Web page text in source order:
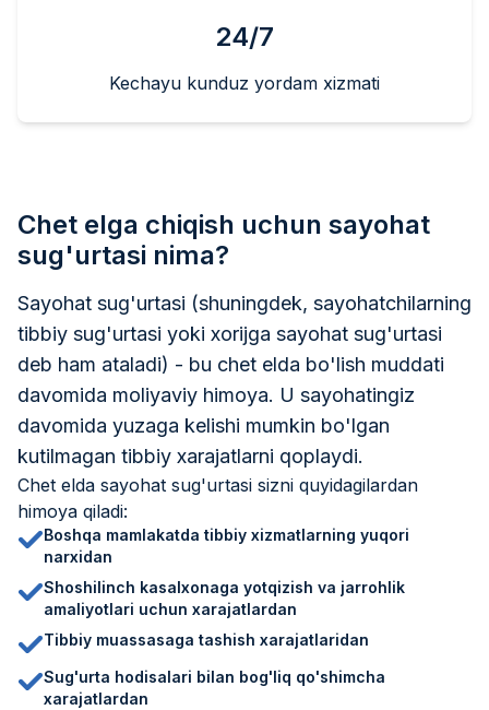
24/7
Kechayu kunduz yordam xizmati
Chet elga chiqish uchun sayohat
sug'urtasi nima?
Sayohat sug'urtasi (shuningdek, sayohatchilarning
tibbiy sug'urtasi yoki xorijga sayohat sug'urtasi
deb ham ataladi) - bu chet elda bo'lish muddati
davomida moliyaviy himoya. U sayohatingiz
davomida yuzaga kelishi mumkin bo'lgan
kutilmagan tibbiy xarajatlarni qoplaydi.
Chet elda sayohat sug'urtasi sizni quyidagilardan
himoya qiladi:
Boshqa mamlakatda tibbiy xizmatlarning yuqori
narxidan
Shoshilinch kasalxonaga yotqizish va jarrohlik
amaliyotlari uchun xarajatlardan
Tibbiy muassasaga tashish xarajatlaridan
Sug'urta hodisalari bilan bog'liq qo'shimcha
xarajatlardan